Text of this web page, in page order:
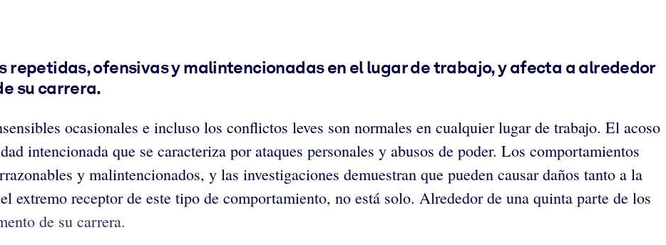
repetidas, ofensivas y malintencionadas en el lugar de trabajo, y afecta a alrededor
su carrera.
ocasionales e incluso los conflictos leves son normales en cualquier lugar de trabajo. El acoso
intencionada que se caracteriza por ataques personales y abusos de poder. Los comportamientos
y malintencionados, y las investigaciones demuestran que pueden causar daños tanto a la
extremo receptor de este tipo de comportamiento, no está solo. Alrededor de una quinta parte de los
de su carrera.